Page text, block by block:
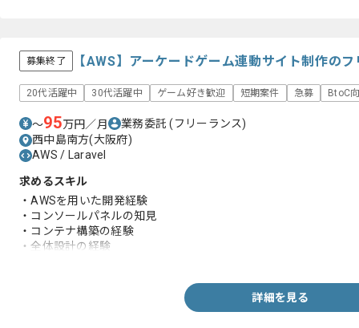
募集終了 【AWS】アーケードゲーム連動サイト制作の
20代活躍中 30代活躍中 ゲーム好き歓迎 短期案件 急募 BtoC
〜95万円／月 業務委託(フリーランス)
西中島南方(大阪府)
AWS / Laravel
求めるスキル
・AWSを用いた開発経験
・コンソールパネルの知見
・コンテナ構築の経験
・全体設計の経験
詳細を見る